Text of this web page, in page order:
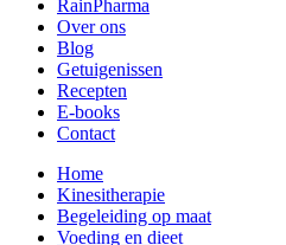
RainPharma
Over ons
Blog
Getuigenissen
Recepten
E-books
Contact
Home
Kinesitherapie
Begeleiding op maat
Voeding en dieet